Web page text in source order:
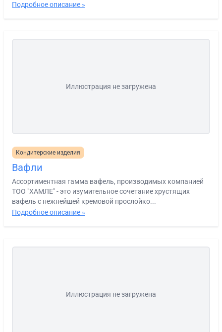
Подробное описание »
Иллюстрация не загружена
Кондитерские изделия
Вафли
Ассортиментная гамма вафель, производимых компанией
ТОО "ХАМЛЕ" - это изумительное сочетание хрустящих
вафель с нежнейшей кремовой прослойко...
Подробное описание »
Иллюстрация не загружена